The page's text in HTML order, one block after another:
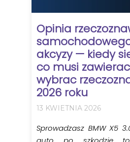
Opinia
akcyzy — kiedy
co musi
wybrac
2026 roku
13 KWIETNIA 2026
Sprowadzasz BMW X5